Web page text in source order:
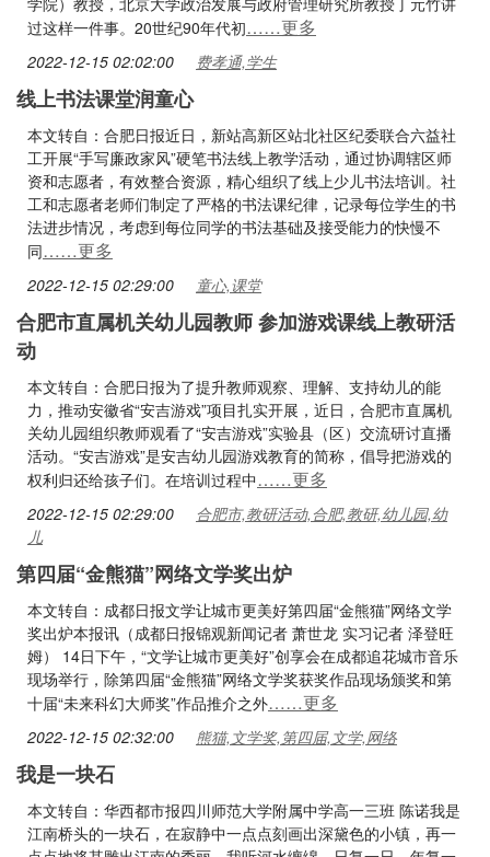
过这样一件事。20世纪90年代初……更多
2022-12-15 02:02:00 费孝通,学生
线上书法课堂润童心
本文转自：合肥日报近日，新站高新区站北社区纪委联合六益社
工开展“手写廉政家风”硬笔书法线上教学活动，通过协调辖区师
资和志愿者，有效整合资源，精心组织了线上少儿书法培训。社
工和志愿者老师们制定了严格的书法课纪律，记录每位学生的书
法进步情况，考虑到每位同学的书法基础及接受能力的快慢不
同……更多
2022-12-15 02:29:00 童心,课堂
合肥市直属机关幼儿园教师 参加游戏课线上教研活
动
本文转自：合肥日报为了提升教师观察、理解、支持幼儿的能
力，推动安徽省“安吉游戏”项目扎实开展，近日，合肥市直属机
关幼儿园组织教师观看了“安吉游戏”实验县（区）交流研讨直播
活动。“安吉游戏”是安吉幼儿园游戏教育的简称，倡导把游戏的
权利归还给孩子们。在培训过程中……更多
2022-12-15 02:29:00
合肥市,教研活动,合肥,教研,幼儿园,幼
儿
第四届“金熊猫”网络文学奖出炉
本文转自：成都日报文学让城市更美好第四届“金熊猫”网络文学
奖出炉本报讯（成都日报锦观新闻记者 萧世龙 实习记者 泽登旺
姆） 14日下午，“文学让城市更美好”创享会在成都追花城市音乐
现场举行，除第四届“金熊猫”网络文学奖获奖作品现场颁奖和第
十届“未来科幻大师奖”作品推介之外……更多
2022-12-15 02:32:00 熊猫,文学奖,第四届,文学,网络
我是一块石
本文转自：华西都市报四川师范大学附属中学高一三班 陈诺我是
江南桥头的一块石，在寂静中一点点刻画出深黛色的小镇，再一